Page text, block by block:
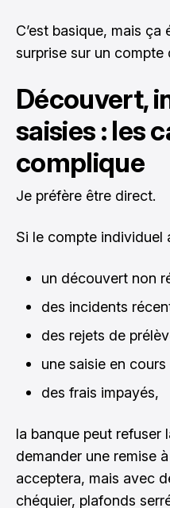
C’est basique, mais
surprise sur un compte
Découvert,
saisies : les
complique
Je préfère être direct.
Si le compte individuel
un découvert non
des incidents
des rejets de
une saisie en
des frais impayés,
la banque peut refuser
demander une remise
acceptera, mais avec
chéquier, plafonds